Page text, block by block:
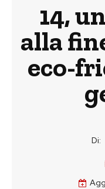
14,
alla
eco-
Di: